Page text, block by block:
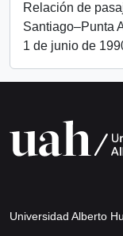
Relación de
Santiago–Punta
1 de junio de
Universidad Alberto